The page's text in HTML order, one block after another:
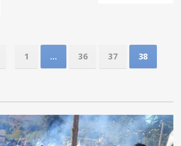
1 … 36 37 38